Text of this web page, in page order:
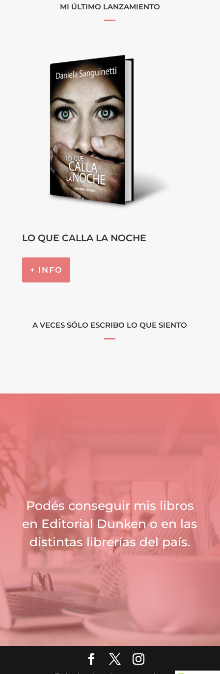
MI ÚLTIMO LANZAMIENTO
LO QUE CALLA LA NOCHE
+ INFO
A VECES SÓLO ESCRIBO LO QUE SIENTO
Podés conseguir mis libros
en Editorial Dunken o en las
distintas librerías del país.